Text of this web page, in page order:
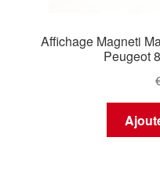
Affichage Magneti
Peugeot